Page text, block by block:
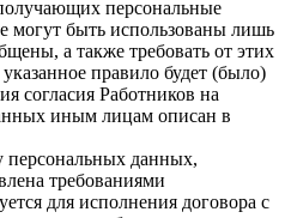
персональные
могут быть использованы лишь
а также требовать от этих
правило будет (было)
согласия Работников на
иным лицам описан в
персональных данных,
требованиями
для исполнения договора с